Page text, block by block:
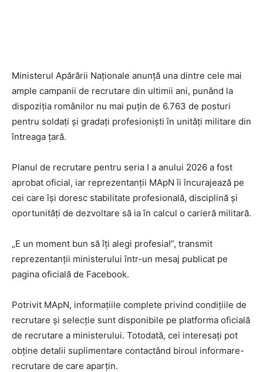
Ministerul Apărării Naționale anunță una dintre cele mai
ample campanii de recrutare din ultimii ani, punând la
dispoziția românilor nu mai puțin de 6.763 de posturi
pentru soldați și gradați profesioniști în unități militare din
întreaga țară.
Planul de recrutare pentru seria I a anului 2026 a fost
aprobat oficial, iar reprezentanții MApN îi încurajează pe
cei care își doresc stabilitate profesională, disciplină și
oportunități de dezvoltare să ia în calcul o carieră militară.
„E un moment bun să îți alegi profesia!”, transmit
reprezentanții ministerului într-un mesaj publicat pe
pagina oficială de Facebook.
Potrivit MApN, informațiile complete privind condițiile de
recrutare și selecție sunt disponibile pe platforma oficială
de recrutare a ministerului. Totodată, cei interesați pot
obține detalii suplimentare contactând biroul informare-
recrutare de care aparțin.